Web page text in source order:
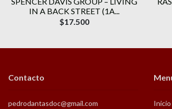
IN A BACK STREET (1A...
$17.500
Contacto
pedrodantasdoc@gmail.com Inicio